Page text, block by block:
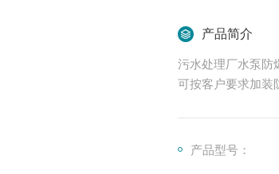
产品简介
可按客户要求加装
产品型号：